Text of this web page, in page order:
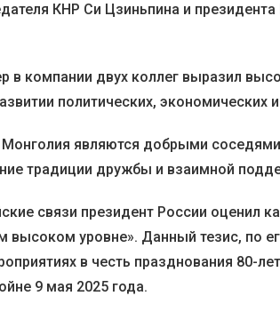
КНР Си Цзиньпина и
в компании двух коллег выразил
политических, экономических
Монголия являются добрыми
традиции дружбы и взаимной
связи президент России оценил
высоком уровне». Данный тезис, по
в честь празднования 80-
9 мая 2025 года.